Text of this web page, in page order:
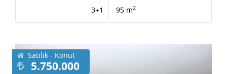
3+1 95 m2
Satılık - Konut
5.750.000